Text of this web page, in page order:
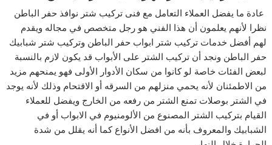
عادة ما يفضل العملاء التعامل مع فنى تركيب شتر نوافذ حفر الباطن
نظرا لأنهم يعلمون أن هذا الفني هو رجل متخصص في مجاله ويقدم
لهم أفضل خدمات تركيب شتر ابواب حفر الباطن وتركيب شتر شبابيك
حفر الباطن ونجد أن تركيب الشتر على الأبواب قد يكون لازم بالنسبة
لبعض الفئات خاصة لو كانوا من سكان الأدوار الأولى فهو يمنحهم مزيد
من الاطمئنان لأنه يحمي منزلهم من السرقه أو الاقتحام وذلك لأنه يوجد
في الشتر بوصلات تمنع الشتر من رفعه من الخارج ويفضل للعملاء
القيام بتركيب الشتر المصنوع من الألومنيوم في الابواب أو في
الشبابيك والمعروف بأنه من افضل الأنواع كما أنه يقلل من شدة